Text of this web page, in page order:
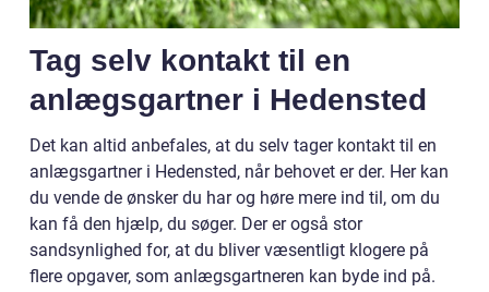
Tag selv kontakt til en
anlægsgartner i Hedensted
Det kan altid anbefales, at du selv tager kontakt til en
anlægsgartner i Hedensted, når behovet er der. Her kan
du vende de ønsker du har og høre mere ind til, om du
kan få den hjælp, du søger. Der er også stor
sandsynlighed for, at du bliver væsentligt klogere på
flere opgaver, som anlægsgartneren kan byde ind på.